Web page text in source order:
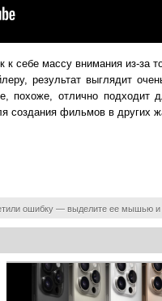
себе массу внимания из-за
результат выглядит
похоже, отлично подходит
создания фильмов в других
ошибку — выделите ее мышью и